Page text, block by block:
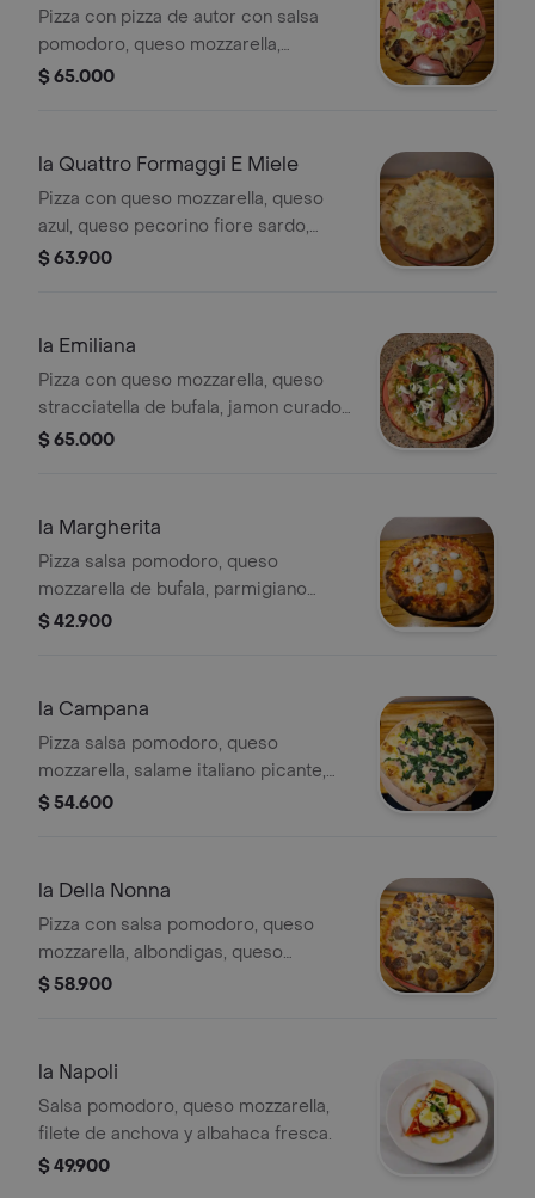
Pizza con pizza de autor con salsa
pomodoro, queso mozzarella,
zucchinis fritos, jamon coppa,
$ 65.000
la Quattro Formaggi E Miele
Pizza con queso mozzarella, queso
azul, queso pecorino fiore sardo,
queso parmigiano reggiano, miel y
$ 63.900
la Emiliana
Pizza con queso mozzarella, queso
stracciatella de bufala, jamon curado,
rugula, tomate uvalina, pesto de
$ 65.000
la Margherita
Pizza salsa pomodoro, queso
mozzarella de bufala, parmigiano
reggiano, albahaca y aceite de oliva
$ 42.900
la Campana
Pizza salsa pomodoro, queso
mozzarella, salame italiano picante,
chorizo napolitano artesanal y queso
$ 54.600
la Della Nonna
Pizza con salsa pomodoro, queso
mozzarella, albondigas, queso
parmigiano reggiano, berenjenas y
$ 58.900
la Napoli
Salsa pomodoro, queso mozzarella,
filete de anchova y albahaca fresca.
$ 49.900